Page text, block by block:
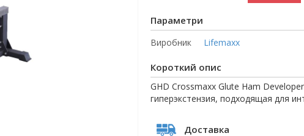
Параметри
Виробник Lifemaxx
Короткий опис
GHD Crossmaxx Glute Ham
гиперэкстензия, подходящая для
Доставка